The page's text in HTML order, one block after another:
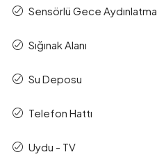
Sensörlü Gece Aydınlatma
Sığınak Alanı
Su Deposu
Telefon Hattı
Uydu - TV